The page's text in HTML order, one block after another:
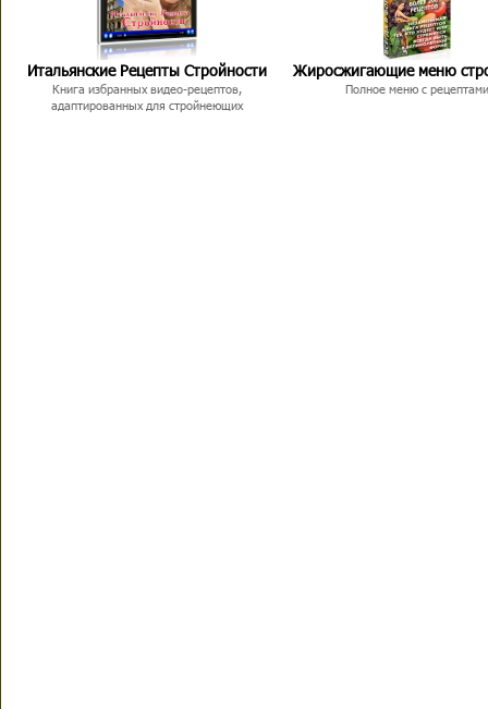
Итальянские Рецепты Стройности
Книга избранных видео-рецептов,
адаптированных для стройнеющих
Жиросжигающие меню
Полное меню с рецептами